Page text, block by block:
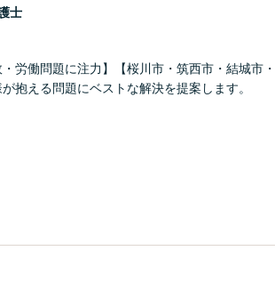
士
・労働問題に注力】【桜川市・筑西市・結城市
抱える問題にベストな解決を提案します。